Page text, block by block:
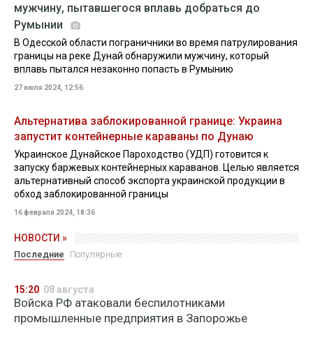
мужчину, пытавшегося вплавь добраться до
Румынии
В Одесской области пограничники во время патрулирования
границы на реке Дунай обнаружили мужчину, который
вплавь пытался незаконно попасть в Румынию
27 июля 2024, 12:56
Альтернатива заблокированной границе: Украина
запустит контейнерные караваны по Дунаю
Украинское Дунайское Пароходство (УДП) готовится к
запуску баржевых контейнерных караванов. Целью является
альтернативный способ экспорта украинской продукции в
обход заблокированной границы
16 февраля 2024, 18:36
НОВОСТИ »
Последние Популярные
15:20 08 августа
Войска РФ атаковали беспилотниками
промышленные предприятия в Запорожье